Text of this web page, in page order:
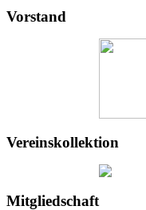
Vorstand
Vereinskollektion
Mitgliedschaft